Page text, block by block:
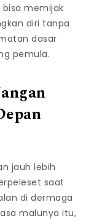
memijak
diri tanpa
dasar
pemula.
jauh lebih
saat
di dermaga
malunya itu,